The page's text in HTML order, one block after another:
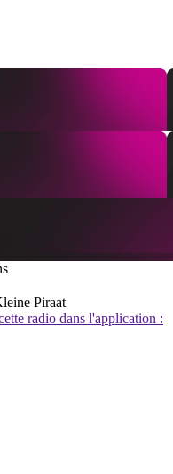
Piraat
radio dans l'application :